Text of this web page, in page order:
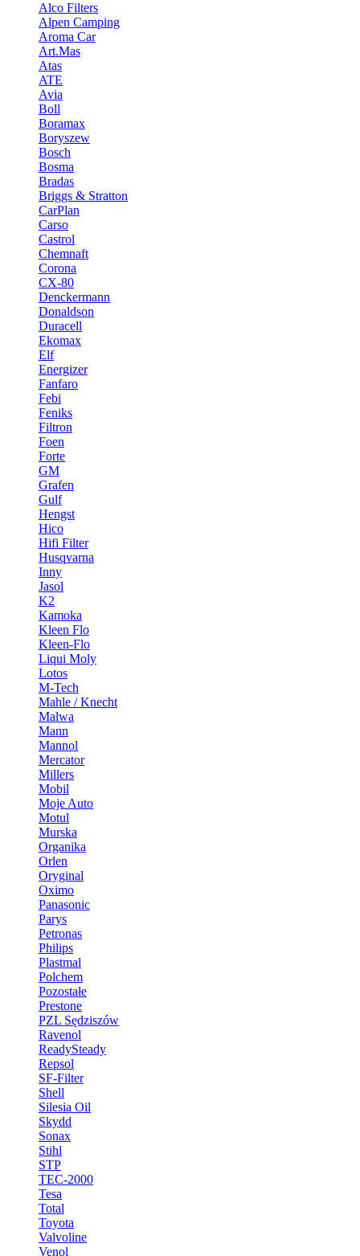
Alco Filters
Alpen Camping
Aroma Car
Art.Mas
Atas
ATE
Avia
Boll
Boramax
Boryszew
Bosch
Bosma
Bradas
Briggs & Stratton
CarPlan
Carso
Castrol
Chemnaft
Corona
CX-80
Denckermann
Donaldson
Duracell
Ekomax
Elf
Energizer
Fanfaro
Febi
Feniks
Filtron
Foen
Forte
GM
Grafen
Gulf
Hengst
Hico
Hifi Filter
Husqvarna
Inny
Jasol
K2
Kamoka
Kleen Flo
Kleen-Flo
Liqui Moly
Lotos
M-Tech
Mahle / Knecht
Malwa
Mann
Mannol
Mercator
Millers
Mobil
Moje Auto
Motul
Murska
Organika
Orlen
Oryginal
Oximo
Panasonic
Parys
Petronas
Philips
Plastmal
Polchem
Pozostałe
Prestone
PZL Sędziszów
Ravenol
ReadySteady
Repsol
SF-Filter
Shell
Silesia Oil
Skydd
Sonax
Stihl
STP
TEC-2000
Tesa
Total
Toyota
Valvoline
Venol